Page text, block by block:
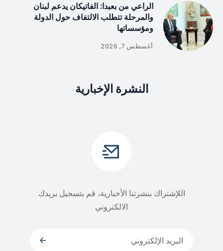
الراعي من بعبدا: الفاتيكان يدعم لبنان
والمرحلة تتطلب الالتفاف حول الدولة
ومؤسساتها
أغسطس 7, 2026
النشرة الإخبارية
اللإشتراك بنشرتنا الأخبارية، قم بتسجيل بريدك
الالكتروني